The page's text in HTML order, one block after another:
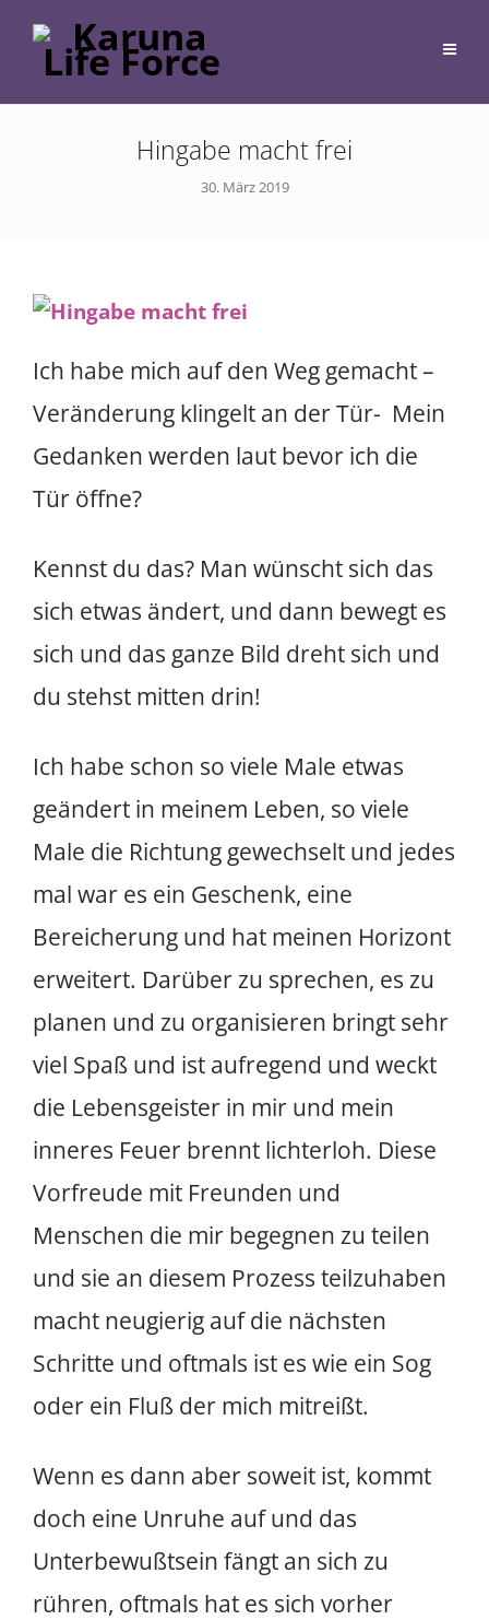
Hingabe macht frei
30. März 2019
Ich habe mich auf den Weg gemacht –
Veränderung klingelt an der Tür- Mein
Gedanken werden laut bevor ich die
Tür öffne?
Kennst du das? Man wünscht sich das
sich etwas ändert, und dann bewegt es
sich und das ganze Bild dreht sich und
du stehst mitten drin!
Ich habe schon so viele Male etwas
geändert in meinem Leben, so viele
Male die Richtung gewechselt und jedes
mal war es ein Geschenk, eine
Bereicherung und hat meinen Horizont
erweitert. Darüber zu sprechen, es zu
planen und zu organisieren bringt sehr
viel Spaß und ist aufregend und weckt
die Lebensgeister in mir und mein
inneres Feuer brennt lichterloh. Diese
Vorfreude mit Freunden und
Menschen die mir begegnen zu teilen
und sie an diesem Prozess teilzuhaben
macht neugierig auf die nächsten
Schritte und oftmals ist es wie ein Sog
oder ein Fluß der mich mitreißt.
Wenn es dann aber soweit ist, kommt
doch eine Unruhe auf und das
Unterbewußtsein fängt an sich zu
rühren, oftmals hat es sich vorher